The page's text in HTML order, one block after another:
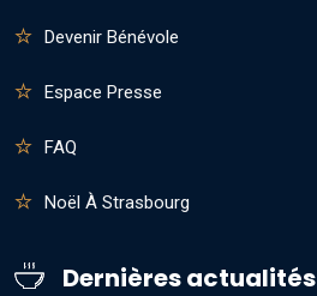
Devenir Bénévole
Espace Presse
FAQ
Noël À Strasbourg
Dernières actualités